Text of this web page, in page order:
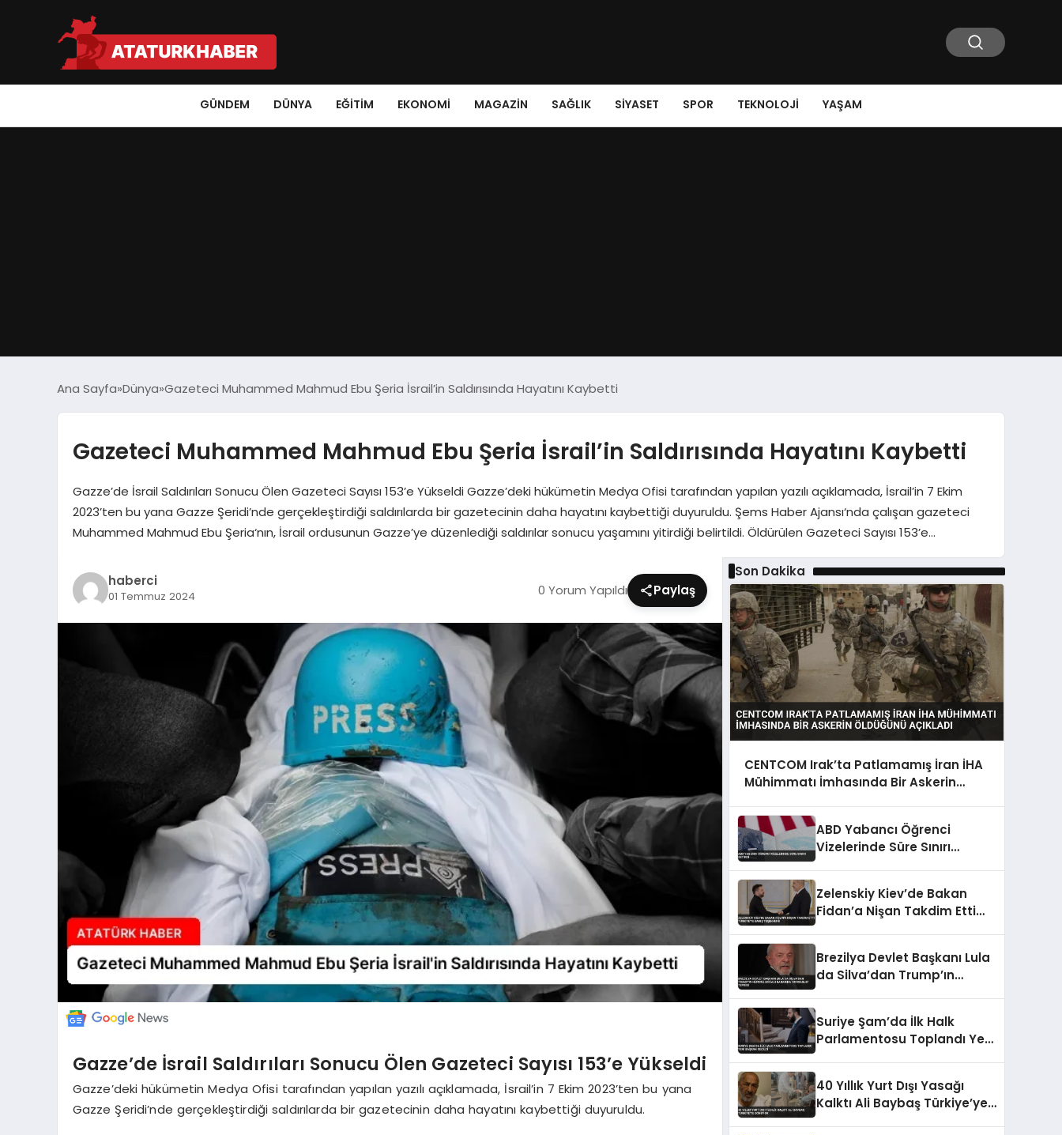
GÜNDEM DÜNYA EĞITIM EKONOMI MAGAZIN SAĞLIK SIYASET SPOR TEKNOLOJI YAŞAM
Ana Sayfa Dünya Gazeteci Muhammed Mahmud Ebu Şeria İsrail’in Saldırısında Hayatını Kaybetti
Gazeteci Muhammed Mahmud Ebu Şeria İsrail’in Saldırısında Hayatını Kaybetti
Gazze’de İsrail Saldırıları Sonucu Ölen Gazeteci Sayısı 153’e Yükseldi Gazze’deki hükümetin Medya Ofisi tarafından yapılan yazılı açıklamada, İsrail’in 7 Ekim
2023’ten bu yana Gazze Şeridi’nde gerçekleştirdiği saldırılarda bir gazetecinin daha hayatını kaybettiği duyuruldu. Şems Haber Ajansı‘nda çalışan gazeteci
Muhammed Mahmud Ebu Şeria‘nın, İsrail ordusunun Gazze’ye düzenlediği saldırılar sonucu yaşamını yitirdiği belirtildi. Öldürülen Gazeteci Sayısı 153’e…
haberci
01 Temmuz 2024 0 Yorum Yapıldı Paylaş
Gazze’de İsrail Saldırıları Sonucu Ölen Gazeteci Sayısı 153’e Yükseldi
Gazze’deki hükümetin Medya Ofisi tarafından yapılan yazılı açıklamada, İsrail’in 7 Ekim 2023’ten bu yana
Gazze Şeridi’nde gerçekleştirdiği saldırılarda bir gazetecinin daha hayatını kaybettiği duyuruldu.
Son Dakika
CENTCOM Irak’ta Patlamamış İran İHA
Mühimmatı İmhasında Bir Askerin
ABD Yabancı Öğrenci
Vizelerinde Süre Sınırı
Zelenskiy Kiev’de Bakan
Fidan’a Nişan Takdim Etti
Brezilya Devlet Başkanı Lula
da Silva’dan Trump’ın
Suriye Şam’da İlk Halk
Parlamentosu Toplandı Yeni
40 Yıllık Yurt Dışı Yasağı
Kalktı Ali Baybaş Türkiye’ye